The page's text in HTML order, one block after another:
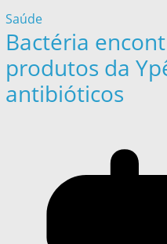
Saúde
Bactéria
produtos da
antibióticos